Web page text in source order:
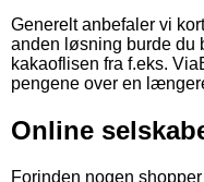
Generelt anbefaler vi
anden løsning burde du
kakaoflisen fra f.eks.
pengene over en
Online
Forinden nogen